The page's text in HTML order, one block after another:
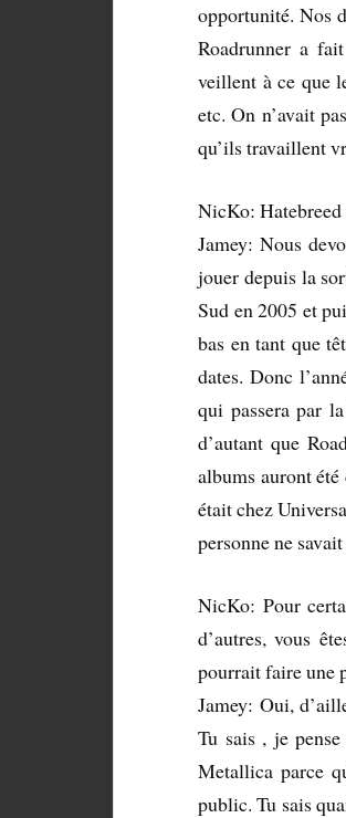
opportunité. Nos
Roadrunner a
veillent à ce que
etc. On n’avait
qu’ils travaillent
NicKo: Hatebreed
Jamey: Nous
jouer depuis la
Sud en 2005 et
bas en tant que
dates. Donc
qui passera par
d’autant que
albums auront
était chez
personne ne
NicKo: Pour
d’autres, vous
pourrait faire une
Jamey: Oui,
Tu sais , je
Metallica parce
public. Tu sais